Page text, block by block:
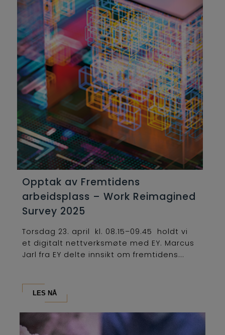
Opptak av Fremtidens
arbeidsplass – Work Reimagined
Survey 2025
Torsdag 23. april kl. 08.15–09.45 holdt vi
et digitalt nettverksmøte med EY. Marcus
Jarl fra EY delte innsikt om fremtidens...
LES NÅ